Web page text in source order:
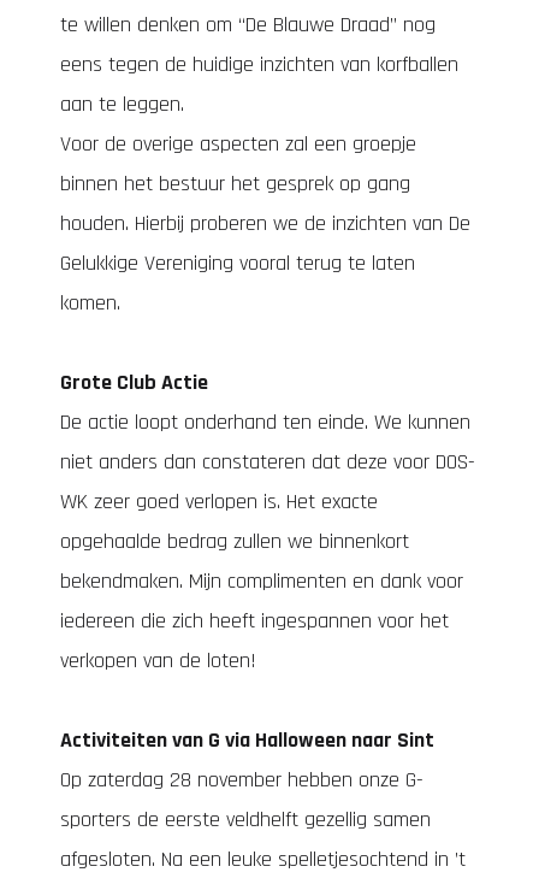
te willen denken om “De Blauwe Draad” nog
eens tegen de huidige inzichten van korfballen
aan te leggen.
Voor de overige aspecten zal een groepje
binnen het bestuur het gesprek op gang
houden. Hierbij proberen we de inzichten van De
Gelukkige Vereniging vooral terug te laten
komen.
Grote Club Actie
De actie loopt onderhand ten einde. We kunnen
niet anders dan constateren dat deze voor DOS-
WK zeer goed verlopen is. Het exacte
opgehaalde bedrag zullen we binnenkort
bekendmaken. Mijn complimenten en dank voor
iedereen die zich heeft ingespannen voor het
verkopen van de loten!
Activiteiten van G via Halloween naar Sint
Op zaterdag 28 november hebben onze G-
sporters de eerste veldhelft gezellig samen
afgesloten. Na een leuke spelletjesochtend in ’t